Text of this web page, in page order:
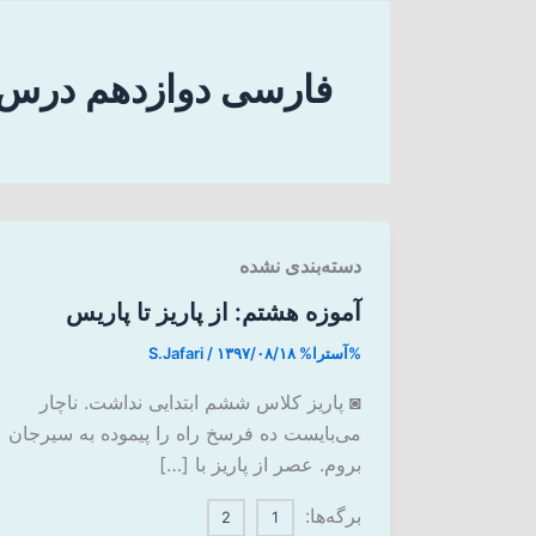
فارسی دوازدهم
دسته‌بندی نشده
آموزه هشتم: از پاریز تا پاریس
%آسترا% S.Jafari / ۱۳۹۷/۰۸/۱۸
◙ پاریز کلاس ششم ابتدایی نداشت. ناچار
می‌بایست ده فرسخ راه را پیموده به سیرجان
بروم. عصر از پاریز با […]
برگه‌ها: 1
2